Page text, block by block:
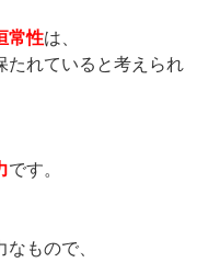
常性は、
たれていると考えられ
です。
もので、